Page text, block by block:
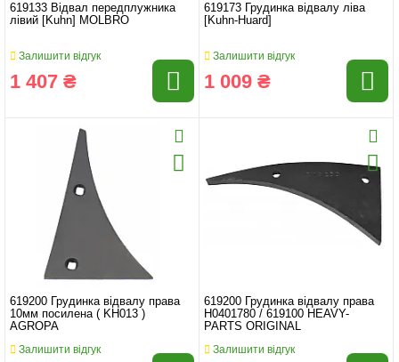
619133 Відвал передплужника
лівий [Kuhn] MOLBRO
Залишити відгук
1 407 ₴
619173 Грудинка відвалу ліва
[Kuhn-Huard]
Залишити відгук
1 009 ₴
619200 Грудинка відвалу права
10мм посилена ( KH013 )
AGROPA
Залишити відгук
619200 Грудинка відвалу права
H0401780 / 619100 HEAVY-
PARTS ORIGINAL
Залишити відгук